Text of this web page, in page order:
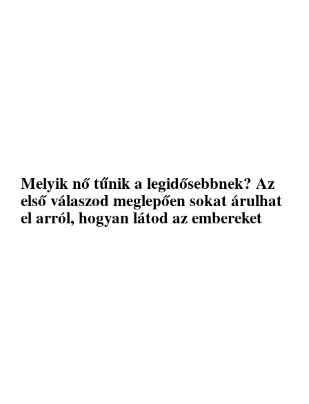
Melyik nő tűnik a legidősebbnek? Az
első válaszod meglepően sokat árulhat
el arról, hogyan látod az embereket